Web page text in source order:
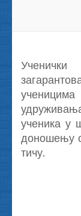
ученицима
ученика у
доношењу
тичу.